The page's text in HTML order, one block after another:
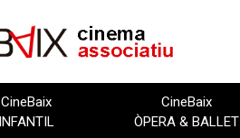
CineBaix
INFANTIL
CineBaix
ÒPERA & BALLET